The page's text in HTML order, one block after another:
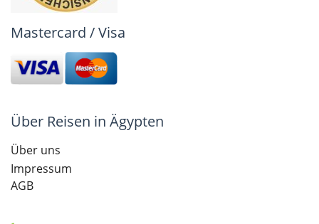
Mastercard / Visa
Über Reisen in Ägypten
Über uns
Impressum
AGB